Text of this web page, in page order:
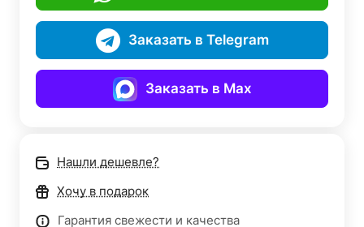
Заказать в Telegram
Заказать в Max
Нашли дешевле?
Хочу в подарок
Гарантия свежести и качества